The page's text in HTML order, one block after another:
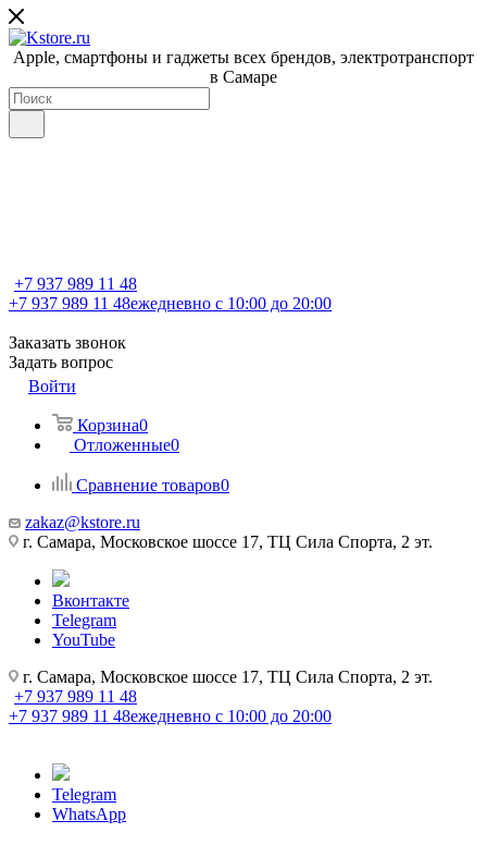
Apple, cмартфоны и гаджеты всех брендов, электротранспорт
в Самаре
+7 937 989 11 48
+7 937 989 11 48ежедневно с 10:00 до 20:00
Заказать звонок
Задать вопрос
Войти
Корзина0
Отложенные0
Сравнение товаров0
zakaz@kstore.ru
г. Самара, Московское шоссе 17, ТЦ Сила Спорта, 2 эт.
Вконтакте
Telegram
YouTube
г. Самара, Московское шоссе 17, ТЦ Сила Спорта, 2 эт.
+7 937 989 11 48
+7 937 989 11 48ежедневно с 10:00 до 20:00
Telegram
WhatsApp